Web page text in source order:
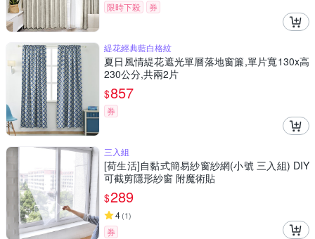
限時下殺 券
緹花經典藍白格紋
夏日風情緹花遮光單層落地窗簾,單片寬130x高
230公分,共兩2片
$857
券
三入組
[荷生活]自黏式簡易紗窗紗網(小號 三入組) DIY
可截剪隱形紗窗 附魔術貼
$289
4(1)
券